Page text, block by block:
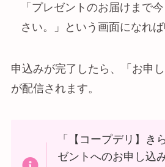
「プレゼントのお届けまで
さい。」という画面になれば
申込みが完了したら、「お申
が配信されます。
「【コープデリ】き
ゼントへのお申し込